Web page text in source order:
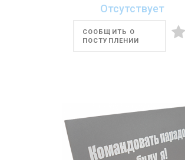
Отсутствует
СООБЩИТЬ О
ПОСТУПЛЕНИИ